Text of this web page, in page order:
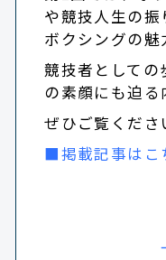
や競技人生の振
ボクシングの魅
競技者としての
の素顔にも迫る
ぜひご覧くださ
■掲載記事はこ